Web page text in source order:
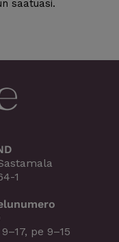
saatuasi.
1
pe 9–15